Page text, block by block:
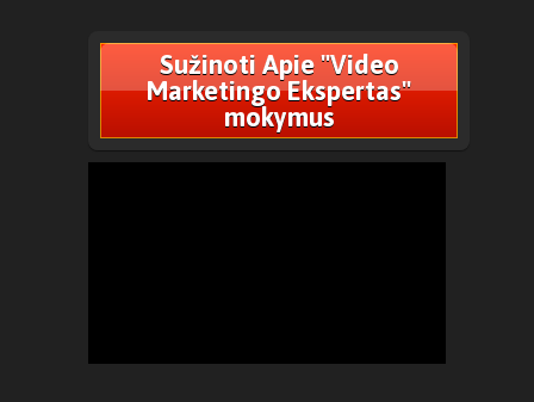
Sužinoti Apie "Video
Marketingo Ekspertas"
mokymus